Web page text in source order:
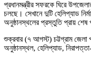
প্রধানমন্ত্রীর সফরকে ঘিরে
চলছে। সেখানে দুটি হেলিপ্যাড
অনুষ্ঠানস্থলের প্রস্তুতি প্রায় শেষ
শুক্রবার (৭ আগস্ট) চট্টগ্রাম জেলা
অনুষ্ঠানস্থল, হেলিপ্যাড,